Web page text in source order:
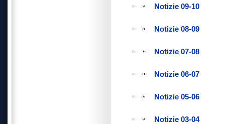
Notizie 09-10
Notizie 08-09
Notizie 07-08
Notizie 06-07
Notizie 05-06
Notizie 03-04